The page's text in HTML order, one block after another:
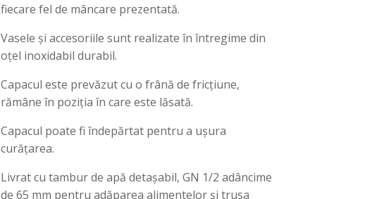
fiecare fel de mâncare prezentată.
Vasele și accesoriile sunt realizate în întregime din
oțel inoxidabil durabil.
Capacul este prevăzut cu o frână de fricțiune,
rămâne în poziția în care este lăsată.
Capacul poate fi îndepărtat pentru a ușura
curățarea.
Livrat cu tambur de apă detașabil, GN 1/2 adâncime
de 65 mm pentru adăparea alimentelor și trusa